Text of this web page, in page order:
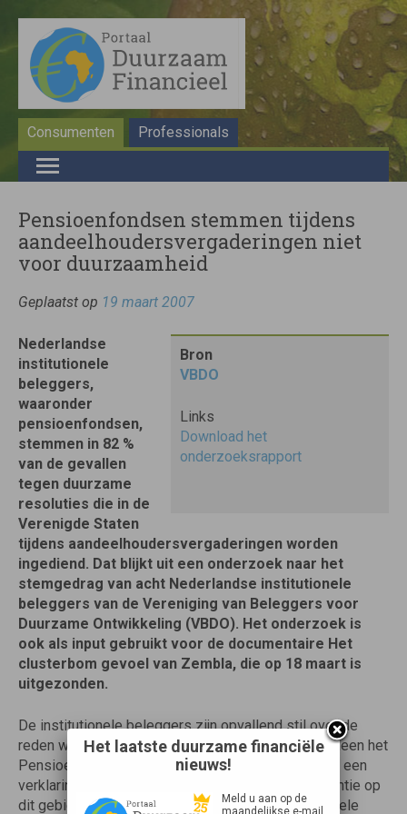
Consumenten Professionals
Pensioenfondsen stemmen tijdens
aandeelhoudersvergaderingen niet
voor duurzaamheid
Geplaatst op 19 maart 2007
Bron
VBDO
Links
Download het
onderzoeksrapport
Nederlandse
institutionele
beleggers,
waaronder
pensioenfondsen,
stemmen in 82 %
van de gevallen
tegen duurzame
resoluties die in de
Verenigde Staten
tijdens aandeelhoudersvergaderingen worden
ingediend. Dat blijkt uit een onderzoek naar het
stemgedrag van acht Nederlandse institutionele
beleggers van de Vereniging van Beleggers voor
Duurzame Ontwikkeling (VBDO). Het onderzoek is
ook als input gebruikt voor de documentaire Het
clusterbom gevoel van Zembla, die op 18 maart is
uitgezonden.
De institutionele beleggers zijn opvallend stil over de
reden waarom zij tegen de resoluties stemmen. Alleen het
Pensioenfonds Metal Elektro geeft via de website een
verklaring voor haar stemgedrag. Zonder transparantie op
dit gebied is de logische conclusie dat de institionele
Het laatste duurzame financiële
nieuws!
Meld u aan op de
maandelijkse e-mail